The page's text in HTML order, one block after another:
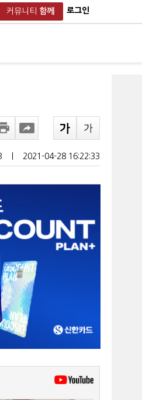
커뮤니티 함께 로그인
2021-04-28 16:22:33